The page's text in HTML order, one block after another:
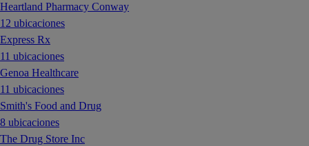
Heartland Pharmacy Conway
12 ubicaciones
Express Rx
11 ubicaciones
Genoa Healthcare
11 ubicaciones
Smith's Food and Drug
8 ubicaciones
The Drug Store Inc